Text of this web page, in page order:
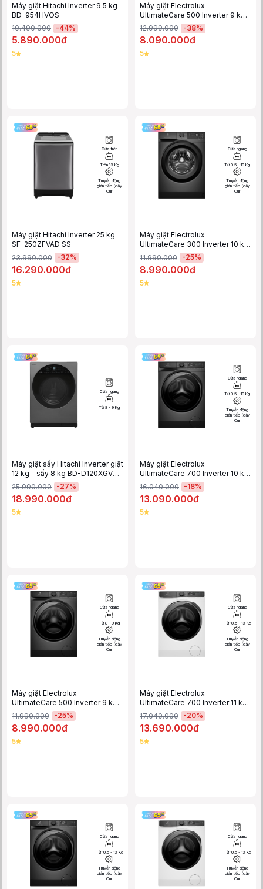
Máy giặt Hitachi Inverter 9.5 kg
BD-954HVOS
10.490.000 -44%
5.890.000đ
5
Máy giặt Electrolux
UltimateCare 500 Inverter 9 kg
EWF9023P5WC
12.999.000 -38%
8.090.000đ
5
Cửa trên
Trên 13 Kg
Truyền động
gián tiếp (dây
Cur
Máy giặt Hitachi Inverter 25 kg
SF-250ZFVAD SS
23.990.000 -32%
16.290.000đ
5
Cửa ngang
Từ 9.5 - 10 Kg
Truyền động
gián tiếp (dây
Cur
Máy giặt Electrolux
UltimateCare 300 Inverter 10 kg
EWF1024D3SC
11.990.000 -25%
8.990.000đ
5
Cửa ngang
Từ 8 - 9 Kg
Máy giặt sấy Hitachi Inverter giặt
12 kg - sấy 8 kg BD-D120XGV
MAG
25.990.000 -27%
18.990.000đ
5
Cửa ngang
Từ 9.5 - 10 Kg
Truyền động
gián tiếp (dây
Cur
Máy giặt Electrolux
UltimateCare 700 Inverter 10 kg
EWF1043R7SC
16.040.000 -18%
13.090.000đ
5
Cửa ngang
Từ 8 - 9 Kg
Truyền động
gián tiếp (dây
Cur
Máy giặt Electrolux
UltimateCare 500 Inverter 9 kg
EWF9023P5SC
11.990.000 -25%
8.990.000đ
5
Cửa ngang
Từ 10.5 - 13 Kg
Truyền động
gián tiếp (dây
Cur
Máy giặt Electrolux
UltimateCare 700 Inverter 11 kg
EWF1143R7WC
17.040.000 -20%
13.690.000đ
5
Cửa ngang
Từ 10.5 - 13 Kg
Truyền động
gián tiếp (dây
Cur
Cửa ngang
Từ 10.5 - 13 Kg
Truyền động
gián tiếp (dây
Cur